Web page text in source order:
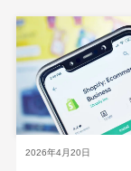
2026年4月20日